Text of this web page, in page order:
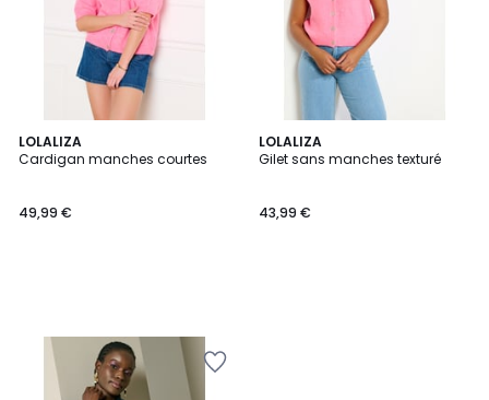
LOLALIZA
Cardigan manches courtes
49,99 €
LOLALIZA
Gilet sans manches texturé
43,99 €